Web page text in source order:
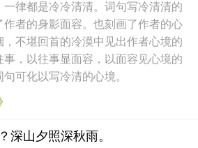
律都是冷冷清清。词句写冷清清的
作者的身影面容。也刻画了作者的心
不堪回首的冷漠中见出作者心境的
，以往事显面容，以面容见心境的
可化以写冷清的心境。
深山夕照深秋雨。